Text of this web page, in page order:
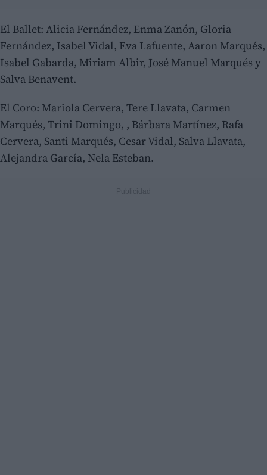
El Ballet: Alicia Fernández, Enma Zanón, Gloria
Fernández, Isabel Vidal, Eva Lafuente, Aaron Marqués,
Isabel Gabarda, Miriam Albir, José Manuel Marqués y
Salva Benavent.
El Coro: Mariola Cervera, Tere Llavata, Carmen
Marqués, Trini Domingo, , Bárbara Martínez, Rafa
Cervera, Santi Marqués, Cesar Vidal, Salva Llavata,
Alejandra García, Nela Esteban.